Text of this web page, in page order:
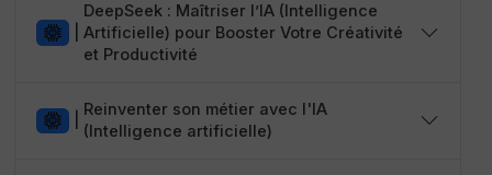
DeepSeek : Maîtriser l’IA (Intelligence
Artificielle) pour Booster Votre Créativité
et Productivité
Reinventer son métier avec l'IA
(Intelligence artificielle)